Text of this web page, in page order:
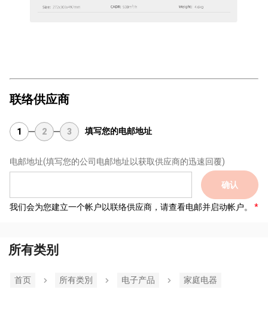
联络供应商
1 2 3 填写您的电邮地址
电邮地址(填写您的公司电邮地址以获取供应商的迅速回覆)
确认
我们会为您建立一个帐户以联络供应商，请查看电邮并启动帐户。
所有类别
首页 所有类別 电子产品 家庭电器